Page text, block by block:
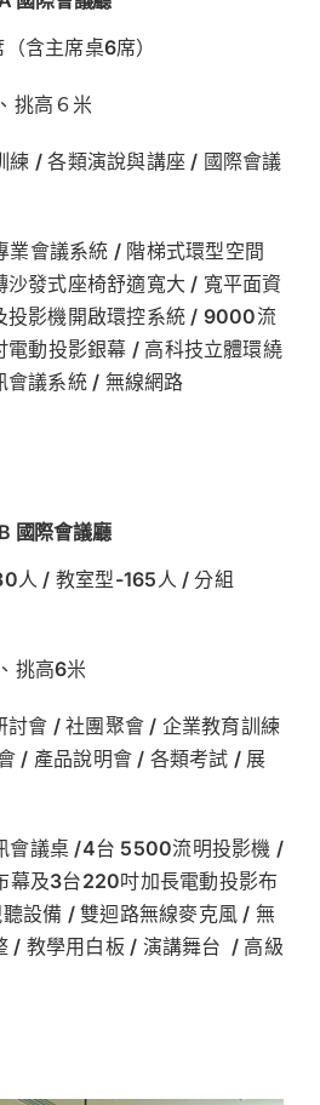
含主席桌6席）
挑高６米
練 / 各類演說與講座 / 國際會議
業會議系統 / 階梯式環型空間
發式座椅舒適寬大 / 寬平面資
投影機開啟環控系統 / 9000流
動投影銀幕 / 高科技立體環繞
會議系統 / 無線網路
國際會議廳
人 / 教室型-165人 / 分組
挑高6米
討會 / 社團聚會 / 企業教育訓練
/ 產品說明會 / 各類考試 / 展
會議桌 /4台 5500流明投影機 /
幕及3台220吋加長電動投影布
設備 / 雙迴路無線麥克風 / 無
/ 教學用白板 / 演講舞台 / 高級